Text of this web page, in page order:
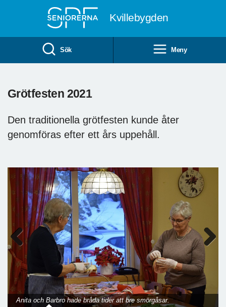
Kvillebygden
Sök Meny
Grötfesten 2021
Den traditionella grötfesten kunde åter
genomföras efter ett års uppehåll.
Anita och Barbro hade bråda tider att bre smörgåsar.
Previous